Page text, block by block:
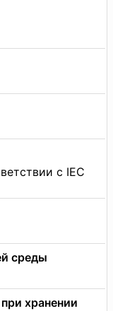
с IEC
среды
хранении